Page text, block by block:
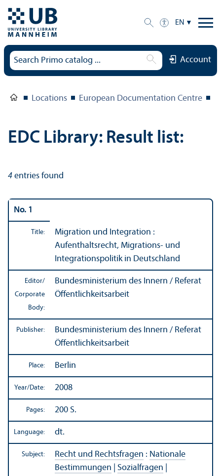
EN
Account
Locations European Documentation Centre
EDC Library: Result list:
4 entries found
No. 1
Title:
Migration und Integration :
Aufenthaltsrecht, Migrations- und
Integrationspolitik in Deutschland
Editor/
Corporate
Body:
Bundesministerium des Innern / Referat
Öffentlichkeitsarbeit
Publisher:
Bundesministerium des Innern / Referat
Öffentlichkeitsarbeit
Place: Berlin
Year/Date: 2008
Pages: 200 S.
Language: dt.
Subject: Recht und Rechtsfragen : Nationale
Bestimmungen
Sozialfragen